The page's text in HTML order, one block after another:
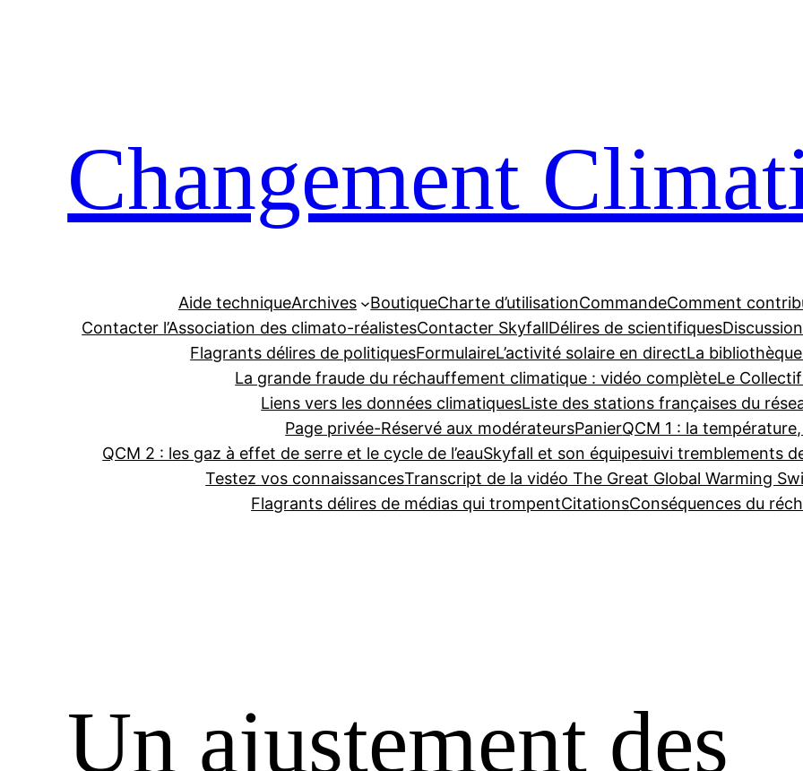
Changement
Aide techniqueArchives BoutiqueCharte d’utilisationCommandeComment
Contacter l’Association des climato-réalistesContacter SkyfallDélires de scientifiques
Flagrants délires de politiquesFormulaireL’activité solaire en directLa
La grande fraude du réchauffement climatique : vidéo complèteLe
Liens vers les données climatiquesListe des stations françaises du
Page privée-Réservé aux modérateursPanierQCM 1 : la
QCM 2 : les gaz à effet de serre et le cycle de l’eauSkyfall et son équipesuivi tremblements
Testez vos connaissancesTranscript de la vidéo The Great Global Warming
Flagrants délires de médias qui trompentCitationsConséquences du
Un ajustement des